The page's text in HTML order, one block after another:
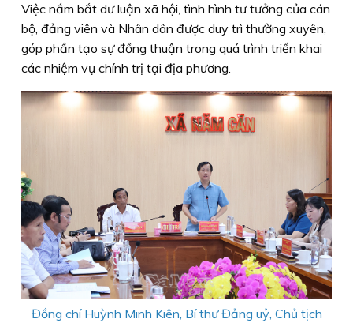
Việc nắm bắt dư luận xã hội, tình hình tư tưởng của cán
bộ, đảng viên và Nhân dân được duy trì thường xuyên,
góp phần tạo sự đồng thuận trong quá trình triển khai
các nhiệm vụ chính trị tại địa phương.
Đồng chí Huỳnh Minh Kiên, Bí thư Đảng uỷ, Chủ tịch